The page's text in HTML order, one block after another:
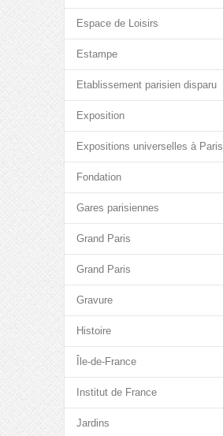
Espace de Loisirs
Estampe
Etablissement parisien disparu
Exposition
Expositions universelles à Paris
Fondation
Gares parisiennes
Grand Paris
Grand Paris
Gravure
Histoire
Île-de-France
Institut de France
Jardins